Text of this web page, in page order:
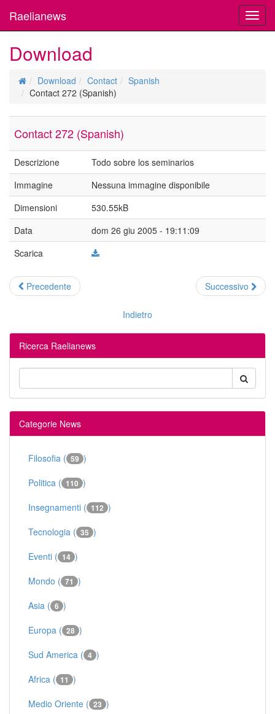
Raelianews
Download
Download Contact
Spanish
Contact 272 (Spanish)
Contact 272 (Spanish)
Descrizione
Todo sobre los seminarios
Immagine
Nessuna immagine disponibile
Dimensioni
530.55kB
Data
dom 26 giu 2005 - 19:11:09
Scarica
Precedente Successivo
Indietro
Ricerca Raelianews
Categorie News
Filosofia ( 59 )
Politica ( 110 )
Insegnamenti ( 112 )
Tecnologia ( 35 )
Eventi ( 14 )
Mondo ( 71 )
Asia ( 6 )
Europa ( 28 )
Sud America ( 4 )
Africa ( 11 )
Medio Oriente ( 23 )